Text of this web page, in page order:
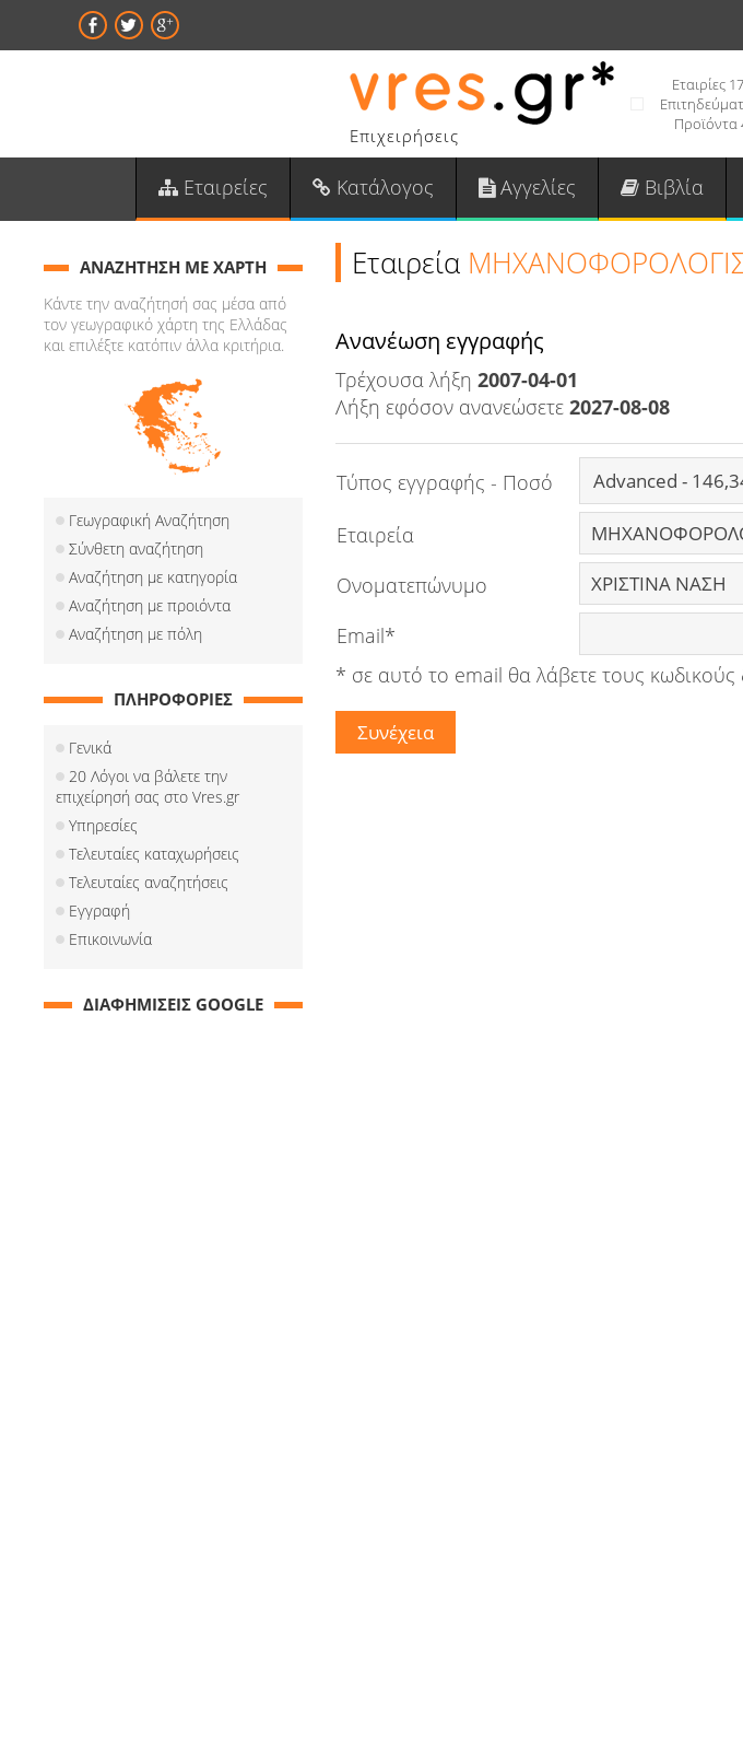
Επιχειρήσεις
Εταιρίες
Προϊόντα
Εταιρείες Κατάλογος Αγγελίες Βιβλία
Εταιρεία
Aνανέωση εγγραφής
Τρέχουσα λήξη 2007-04-01
Λήξη εφόσον ανανεώσετε 2027-08-08
Τύπος εγγραφής - Ποσό
Εταιρεία
Ονοματεπώνυμο
Email*
* σε αυτό το email θα λάβετε τους κωδικούς
ΑΝΑΖΗΤΗΣΗ ΜΕ ΧΑΡΤΗ
Κάντε την αναζήτησή σας μέσα από
τον γεωγραφικό χάρτη της Ελλάδας
και επιλέξτε κατόπιν άλλα κριτήρια.
Γεωγραφική Αναζήτηση
Σύνθετη αναζήτηση
Αναζήτηση με κατηγορία
Αναζήτηση με προιόντα
Αναζήτηση με πόλη
ΠΛΗΡΟΦΟΡΙΕΣ
Γενικά
20 Λόγοι να βάλετε την
επιχείρησή σας στο Vres.gr
Υπηρεσίες
Τελευταίες καταχωρήσεις
Τελευταίες αναζητήσεις
Εγγραφή
Επικοινωνία
ΔΙΑΦΗΜΙΣΕΙΣ GOOGLE